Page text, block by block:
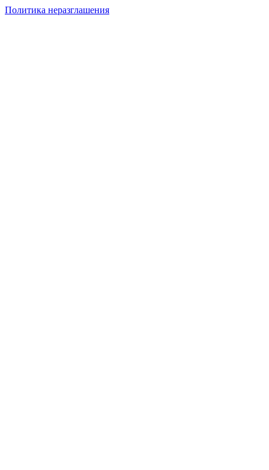
Политика неразглашения